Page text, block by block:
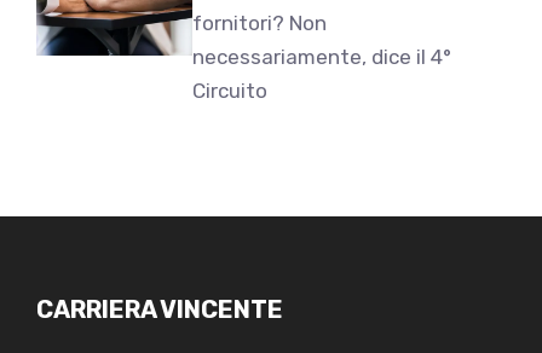
fornitori? Non
necessariamente, dice il 4°
Circuito
CARRIERA VINCENTE